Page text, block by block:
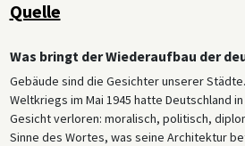
Quelle
Was bringt der Wiederaufbau der
Gebäude sind die Gesichter unserer
Weltkriegs im Mai 1945 hatte Deutschland
Gesicht verloren: moralisch, politisch,
Sinne des Wortes, was seine Architektur